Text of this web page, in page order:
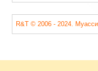
R&T © 2006 - 2024.